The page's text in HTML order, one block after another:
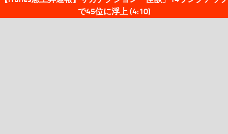
TOP
で45位に浮上 (4:10)